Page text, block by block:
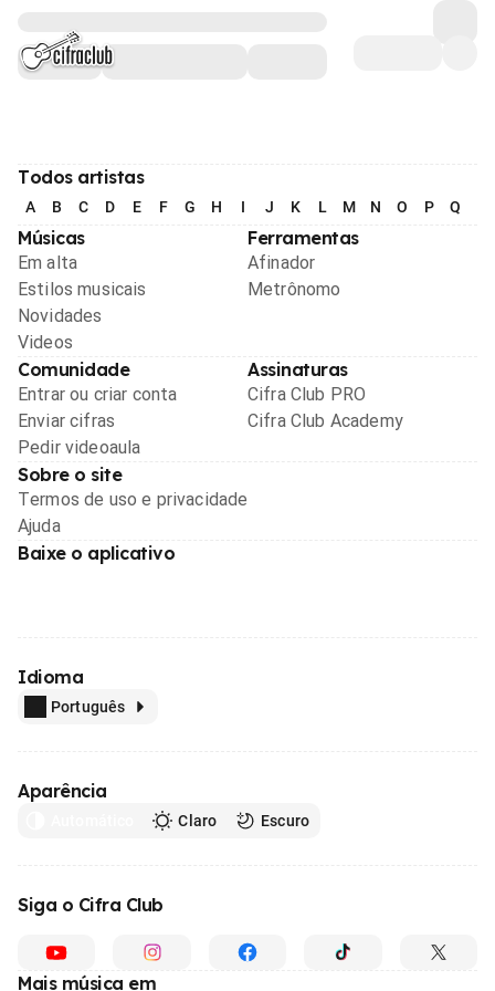
Todos artistas
A B C D E F G H I J K L M N O P Q
Músicas
Em alta
Estilos musicais
Novidades
Videos
Ferramentas
Afinador
Metrônomo
Comunidade
Entrar ou criar conta
Enviar cifras
Pedir videoaula
Assinaturas
Cifra Club PRO
Cifra Club Academy
Sobre o site
Termos de uso e privacidade
Ajuda
Baixe o aplicativo
Idioma
Português
Aparência
Claro Escuro
Siga o Cifra Club
Mais música em